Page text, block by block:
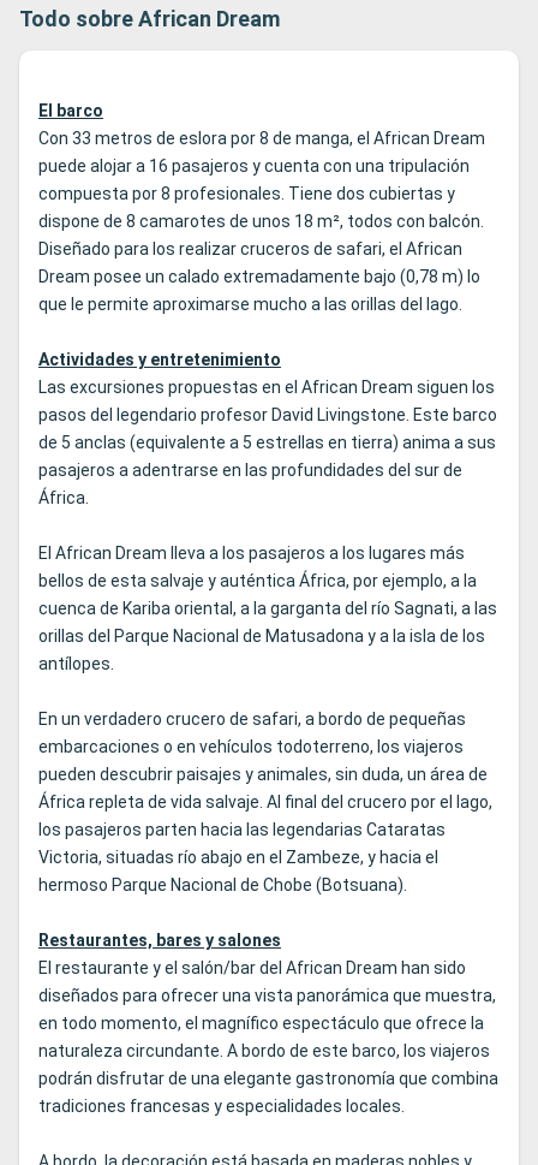
Todo sobre African Dream
El barco
Con 33 metros de eslora por 8 de manga, el African Dream
puede alojar a 16 pasajeros y cuenta con una tripulación
compuesta por 8 profesionales. Tiene dos cubiertas y
dispone de 8 camarotes de unos 18 m², todos con balcón.
Diseñado para los realizar cruceros de safari, el African
Dream posee un calado extremadamente bajo (0,78 m) lo
que le permite aproximarse mucho a las orillas del lago.
Actividades y entretenimiento
Las excursiones propuestas en el African Dream siguen los
pasos del legendario profesor David Livingstone. Este barco
de 5 anclas (equivalente a 5 estrellas en tierra) anima a sus
pasajeros a adentrarse en las profundidades del sur de
África.
El African Dream lleva a los pasajeros a los lugares más
bellos de esta salvaje y auténtica África, por ejemplo, a la
cuenca de Kariba oriental, a la garganta del río Sagnati, a las
orillas del Parque Nacional de Matusadona y a la isla de los
antílopes.
En un verdadero crucero de safari, a bordo de pequeñas
embarcaciones o en vehículos todoterreno, los viajeros
pueden descubrir paisajes y animales, sin duda, un área de
África repleta de vida salvaje. Al final del crucero por el lago,
los pasajeros parten hacia las legendarias Cataratas
Victoria, situadas río abajo en el Zambeze, y hacia el
hermoso Parque Nacional de Chobe (Botsuana).
Restaurantes, bares y salones
El restaurante y el salón/bar del African Dream han sido
diseñados para ofrecer una vista panorámica que muestra,
en todo momento, el magnífico espectáculo que ofrece la
naturaleza circundante. A bordo de este barco, los viajeros
podrán disfrutar de una elegante gastronomía que combina
tradiciones francesas y especialidades locales.